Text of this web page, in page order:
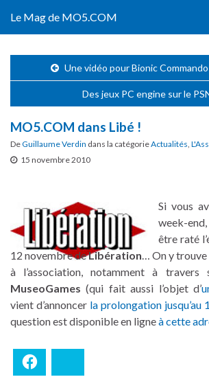
Le Mag de MO5.COM
Une vidéo pour Bionic
Des jeux PC engine sur le
MO5.COM dans Libé !
DeGuillaume Verdin dans la catégorieActualités,
15 novembre 2010
Si vous
week-
être raté
12 novembre deLibération… On y
à l’association, notamment à
MuseoGames(qui fait aussi l’objet d’
vient d’annoncer la prolongation jusqu’au
question est disponible en ligneà cette